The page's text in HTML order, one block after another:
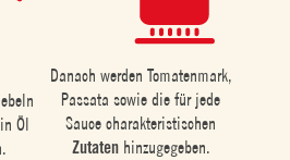
Öl
Danach werden Tomatenmark,
Passata sowie die für jede
Sauce charakteristischen
Zutatenhinzugegeben.